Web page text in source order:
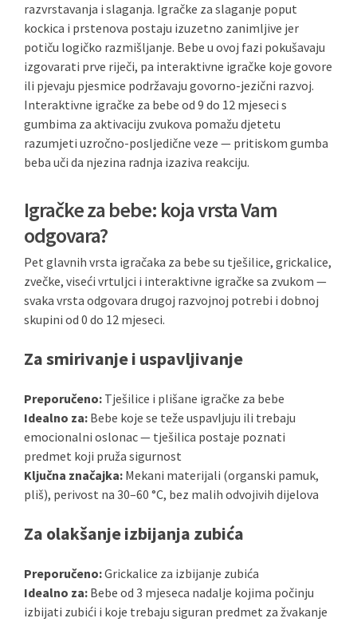
razvrstavanja i slaganja. Igračke za slaganje poput
kockica i prstenova postaju izuzetno zanimljive jer
potiču logičko razmišljanje. Bebe u ovoj fazi pokušavaju
izgovarati prve riječi, pa interaktivne igračke koje govore
ili pjevaju pjesmice podržavaju govorno-jezični razvoj.
Interaktivne igračke za bebe od 9 do 12 mjeseci s
gumbima za aktivaciju zvukova pomažu djetetu
razumjeti uzročno-posljedične veze — pritiskom gumba
beba uči da njezina radnja izaziva reakciju.
Igračke za bebe: koja vrsta Vam
odgovara?
Pet glavnih vrsta igračaka za bebe su tješilice, grickalice,
zvečke, viseći vrtuljci i interaktivne igračke sa zvukom —
svaka vrsta odgovara drugoj razvojnoj potrebi i dobnoj
skupini od 0 do 12 mjeseci.
Za smirivanje i uspavljivanje
Preporučeno: Tješilice i plišane igračke za bebe
Idealno za: Bebe koje se teže uspavljuju ili trebaju
emocionalni oslonac — tješilica postaje poznati
predmet koji pruža sigurnost
Ključna značajka: Mekani materijali (organski pamuk,
pliš), perivost na 30–60 °C, bez malih odvojivih dijelova
Za olakšanje izbijanja zubića
Preporučeno:Grickalice za izbijanje zubića
Idealno za: Bebe od 3 mjeseca nadalje kojima počinju
izbijati zubići i koje trebaju siguran predmet za žvakanje